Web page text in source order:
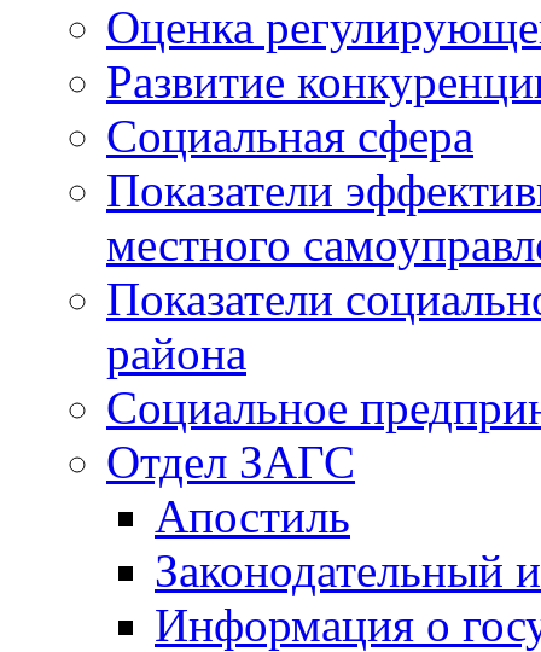
Оценка
Развитие
Социальная сфера
Показатели
местного
Показатели
района
Социальное
Отдел ЗАГС
Апостиль
Законодательный
Информация о